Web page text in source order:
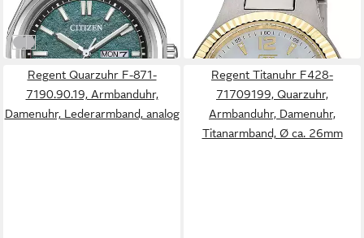
-11%
in 1-2 Werktagen bei dir
titansilberfarben-grün
titansilberfarben-blau
159,00 €
in 2-3 Werktagen bei dir
Regent Quarzuhr F-871-
7190.90.19, Armbanduhr,
Damenuhr, Lederarmband, analog
Regent Titanuhr F428-
71709199, Quarzuhr,
Armbanduhr, Damenuhr,
Titanarmband, Ø ca. 26mm